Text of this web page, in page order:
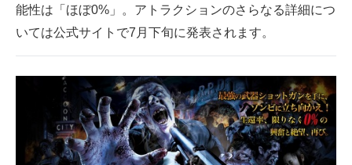
ちょっと気になるネットの話題
能性は「ほぼ0%」。アトラクションのさらなる詳細につ
いては公式サイトで7月下旬に発表されます。